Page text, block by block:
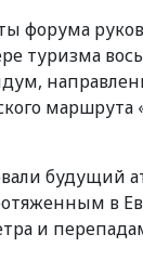
форума
туризма
маршрута
будущий
в
и